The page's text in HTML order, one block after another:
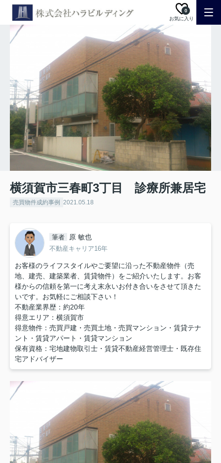
お気に入り
0
横須賀市三春町3丁目 診療所兼居宅
売買物件成約事例 2021.05.18
筆者 原 敏也
不動産キャリア16年
お客様のライフスタイルやご要望に沿った不動産物件（売
地、建売、建築業者、賃貸物件）をご紹介いたします。お客
様からの信頼を第一に考え末永いお付き合いをさせて頂きた
いです。お気軽にご相談下さい！
不動産業界歴：約20年
得意エリア：横須賀市
得意物件：売買戸建・売買土地・売買マンション・賃貸テナ
ント・賃貸アパート・賃貸マンション
保有資格：宅地建物取引士・賃貸不動産経営管理士・既存住
宅アドバイザー